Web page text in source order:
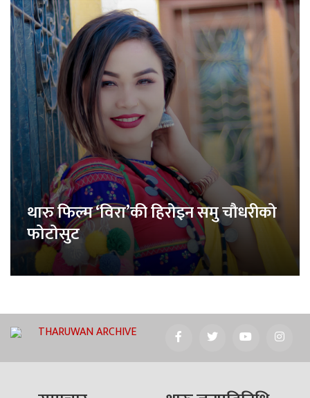
थारु फिल्म ‘विरा’की हिरोइन समु चौधरीको
फोटोसुट
THARUWAN ARCHIVE